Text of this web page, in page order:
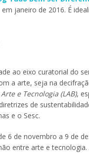
janeiro de 2016. É
ao eixo curatorial do
a arte, seja na
e Tecnologia (LAB),
de
e o Sesc.
6 de novembro a 9 de
entre arte e